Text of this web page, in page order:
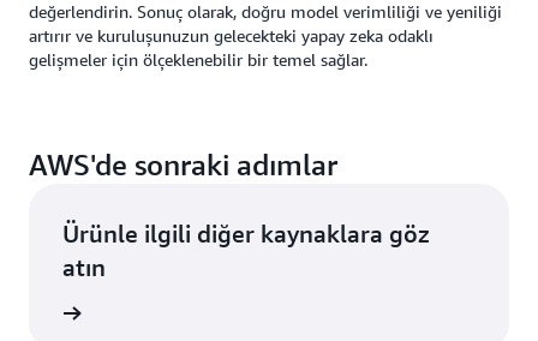
değerlendirin. Sonuç olarak, doğru model verimliliği ve yeniliği
artırır ve kuruluşunuzun gelecekteki yapay zeka odaklı
gelişmeler için ölçeklenebilir bir temel sağlar.
AWS'de sonraki adımlar
Ürünle ilgili diğer kaynaklara göz
atın